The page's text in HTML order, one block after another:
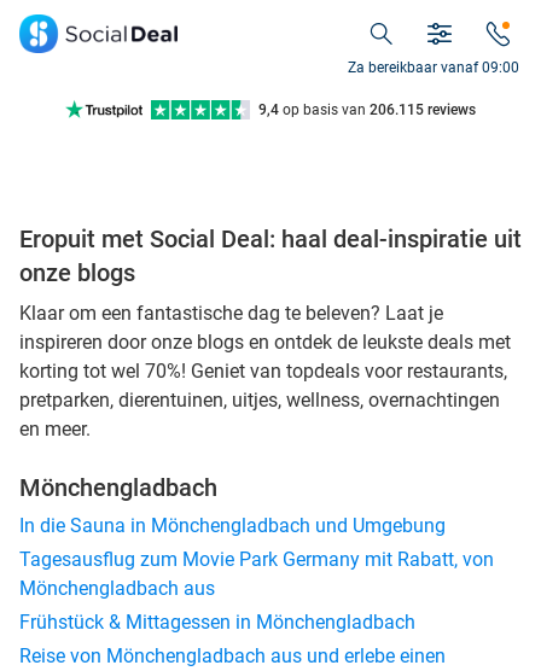
9,4 op basis van 206.115 reviews
10+ miljoen leden
Za bereikbaar vanaf 09:00
Eropuit met Social Deal: haal deal-inspiratie uit
onze blogs
Klaar om een fantastische dag te beleven? Laat je
inspireren door onze blogs en ontdek de leukste deals met
korting tot wel 70%! Geniet van topdeals voor restaurants,
pretparken, dierentuinen, uitjes, wellness, overnachtingen
en meer.
Mönchengladbach
In die Sauna in Mönchengladbach und Umgebung
Tagesausflug zum Movie Park Germany mit Rabatt, von
Mönchengladbach aus
Frühstück & Mittagessen in Mönchengladbach
Reise von Mönchengladbach aus und erlebe einen